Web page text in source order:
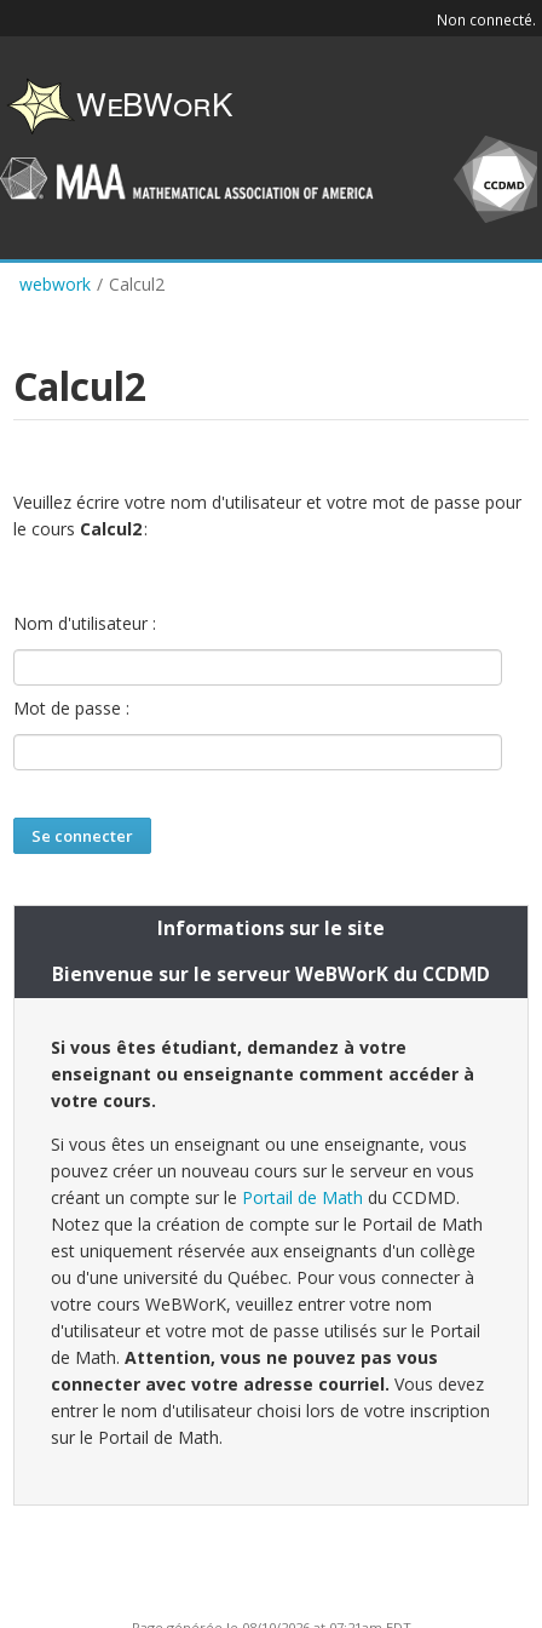
content
Non connecté.
webwork / Calcul2
Calcul2
Veuillez écrire votre nom d'utilisateur et votre mot de passe pour
le cours Calcul2:
Nom d'utilisateur :
Mot de passe :
Informations sur le site
Bienvenue sur le serveur WeBWorK du CCDMD
Si vous êtes étudiant, demandez à votre
enseignant ou enseignante comment accéder à
votre cours.
Si vous êtes un enseignant ou une enseignante, vous
pouvez créer un nouveau cours sur le serveur en vous
créant un compte sur le Portail de Math du CCDMD.
Notez que la création de compte sur le Portail de Math
est uniquement réservée aux enseignants d'un collège
ou d'une université du Québec. Pour vous connecter à
votre cours WeBWorK, veuillez entrer votre nom
d'utilisateur et votre mot de passe utilisés sur le Portail
de Math.Attention, vous ne pouvez pas vous
connecter avec votre adresse courriel. Vous devez
entrer le nom d'utilisateur choisi lors de votre inscription
sur le Portail de Math.